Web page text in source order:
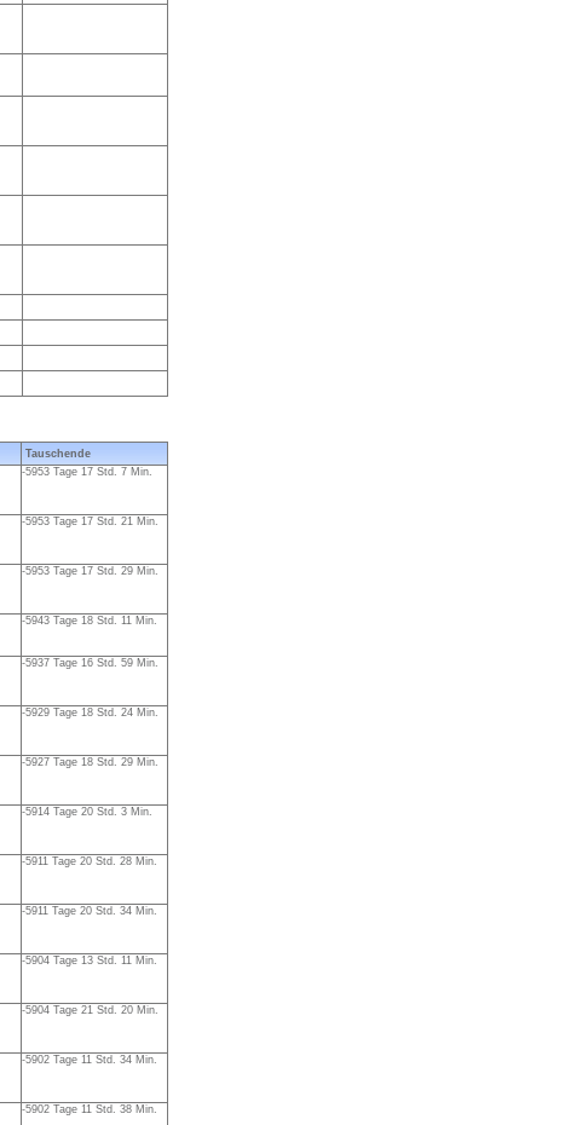
Tauschende
-5953 Tage 17 Std. 7 Min.
-5953 Tage 17 Std. 21 Min.
-5953 Tage 17 Std. 29 Min.
-5943 Tage 18 Std. 11 Min.
-5937 Tage 16 Std. 59 Min.
-5929 Tage 18 Std. 24 Min.
-5927 Tage 18 Std. 29 Min.
-5914 Tage 20 Std. 3 Min.
-5911 Tage 20 Std. 28 Min.
-5911 Tage 20 Std. 34 Min.
-5904 Tage 13 Std. 11 Min.
-5904 Tage 21 Std. 20 Min.
-5902 Tage 11 Std. 34 Min.
-5902 Tage 11 Std. 38 Min.